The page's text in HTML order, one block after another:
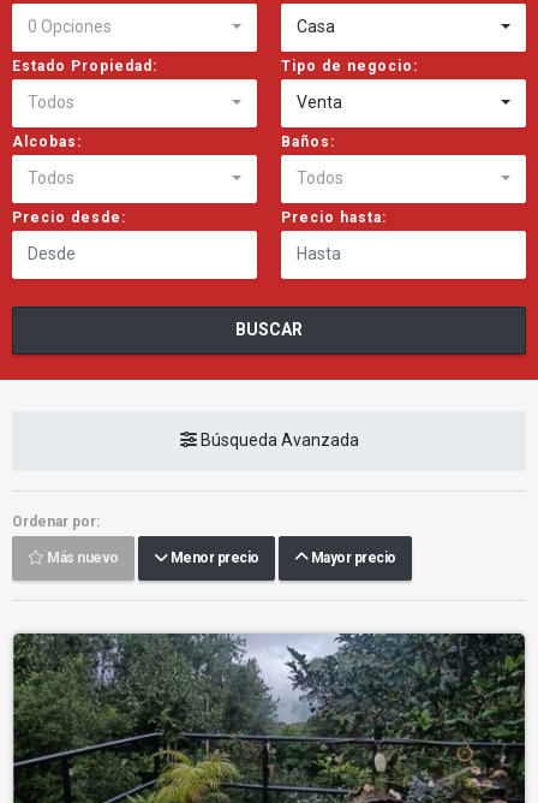
0 Opciones Casa
Estado Propiedad:
Todos
Tipo de negocio:
Venta
Alcobas:
Todos
Baños:
Todos
Precio desde: Precio hasta:
BUSCAR
Búsqueda Avanzada
Ordenar por:
Más nuevo Menor precio Mayor precio